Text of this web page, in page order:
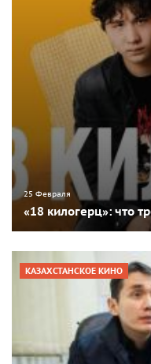
25 Февраля
«18 килогерц»: что
КАЗАХСТАНСКОЕ КИНО